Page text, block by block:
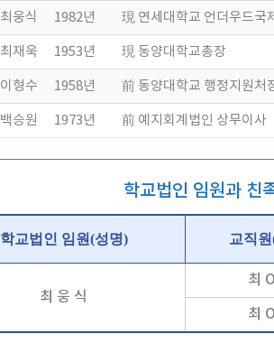
최웅식 1982년 現 연세대학교 언더우드국
최재욱 1953년 現 동양대학교총장
이형수 1958년 前 동양대학교 행정지원처
백승원 1973년 前 예지회계법인 상무이사
학교법인 임원과 친
학교법인 임원(성명) 교직
최 웅 식
최
최